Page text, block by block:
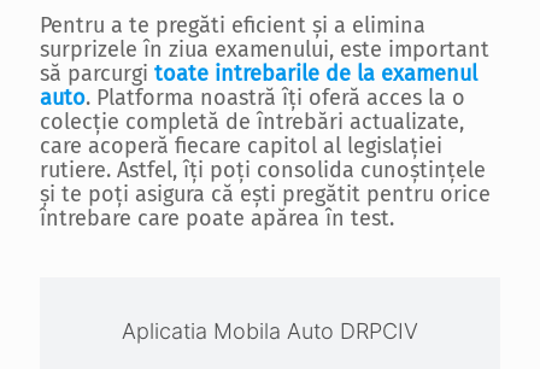
Pentru a te pregăti eficient și a elimina
surprizele în ziua examenului, este important
să parcurgi toate intrebarile de la examenul
auto. Platforma noastră îți oferă acces la o
colecție completă de întrebări actualizate,
care acoperă fiecare capitol al legislației
rutiere. Astfel, îți poți consolida cunoștințele
și te poți asigura că ești pregătit pentru orice
întrebare care poate apărea în test.
Aplicatia Mobila Auto DRPCIV